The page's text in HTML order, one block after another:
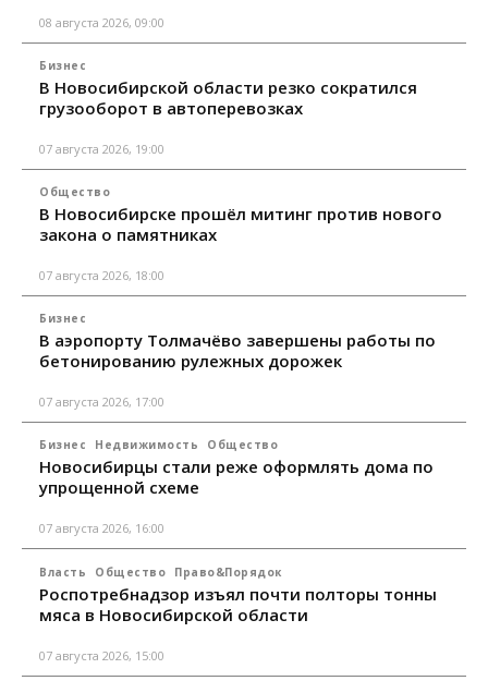
08 августа 2026, 09:00
Бизнес
В Новосибирской области резко сократился
грузооборот в автоперевозках
07 августа 2026, 19:00
Общество
В Новосибирске прошёл митинг против нового
закона о памятниках
07 августа 2026, 18:00
Бизнес
В аэропорту Толмачёво завершены работы по
бетонированию рулежных дорожек
07 августа 2026, 17:00
Бизнес Недвижимость Общество
Новосибирцы стали реже оформлять дома по
упрощенной схеме
07 августа 2026, 16:00
Власть Общество Право&Порядок
Роспотребнадзор изъял почти полторы тонны
мяса в Новосибирской области
07 августа 2026, 15:00